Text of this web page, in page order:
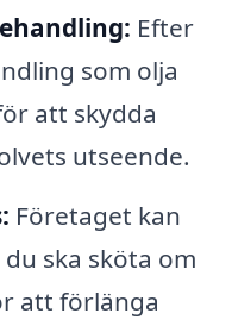
Efter
som olja
att skydda
utseende.
Företaget kan
ska sköta om
att förlänga